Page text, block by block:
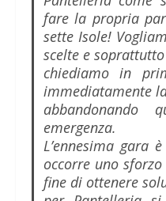
fare la propria
sette Isole!
scelte e
chiediamo in
immediatamente
abbandonando
emergenza.
L’ennesima gara
occorre uno
fine di ottenere